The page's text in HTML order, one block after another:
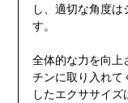
し、適切な角度
す。
全体的な力を向上
チンに取り入れて
したエクササイ